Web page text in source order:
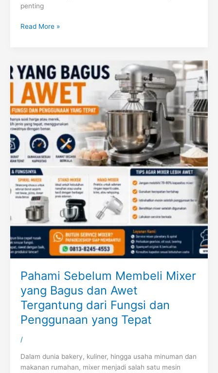
penting
Read More »
Pahami Sebelum Membeli Mixer
yang Bagus dan Awet
Tergantung dari Fungsi dan
Penggunaan yang Tepat
/
Dalam dunia bakery, kuliner, hingga usaha minuman dan
makanan rumahan, mixer menjadi salah satu mesin